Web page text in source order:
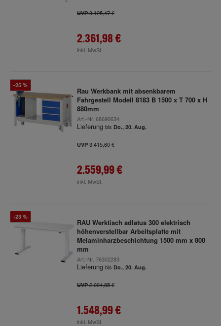
UVP3.125,47 €
2.361,98 €
inkl. MwSt.
-25 %
Rau Werkbank mit absenkbarem
Fahrgestell Modell 8183 B 1500 x T 700 x H
880mm
Art.-Nr. 68690634
Lieferung bis Do., 20. Aug.
UVP3.415,60 €
2.559,99 €
inkl. MwSt.
-23 %
RAU Werktisch adlatus 300 elektrisch
höhenverstellbar Arbeitsplatte mit
Melaminharzbeschichtung 1500 mm x 800
mm
Art.-Nr. 76302283
Lieferung bis Do., 20. Aug.
UVP2.004,85 €
1.548,99 €
inkl. MwSt.